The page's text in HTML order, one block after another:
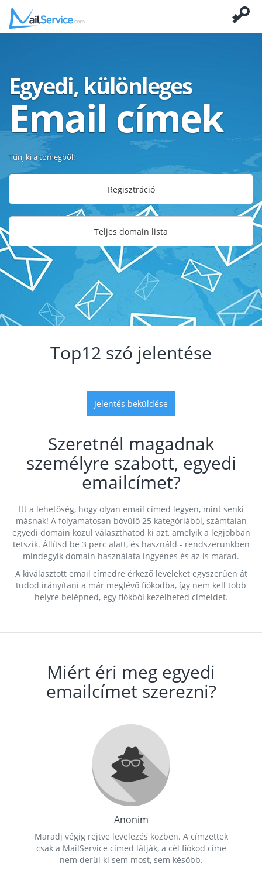
Egyedi, különleges
Email címek
Tűnj ki a tömegből!
Regisztráció
Teljes domain lista
Top12 szó jelentése
Jelentés beküldése
Szeretnél magadnak
személyre szabott, egyedi
emailcímet?
Itt a lehetőség, hogy olyan email címed legyen, mint senki
másnak! A folyamatosan bővülő 25 kategóriából, számtalan
egyedi domain közül választhatod ki azt, amelyik a legjobban
tetszik. Állítsd be 3 perc alatt, és használd - rendszerünkben
mindegyik domain használata ingyenes és az is marad.
A kiválasztott email címedre érkező leveleket egyszerűen át
tudod irányítani a már meglévő fiókodba, így nem kell több
helyre belépned, egy fiókból kezelheted címeidet.
Miért éri meg egyedi
emailcímet szerezni?
Anonim
Maradj végig rejtve levelezés közben. A címzettek
csak a MailService címed látják, a cél fiókod címe
nem derül ki sem most, sem később.